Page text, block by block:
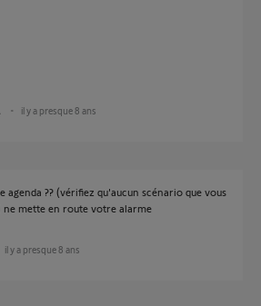
il y a presque 8 ans
agenda ?? (vérifiez qu'aucun scénario que vous
mette en route votre alarme
il y a presque 8 ans